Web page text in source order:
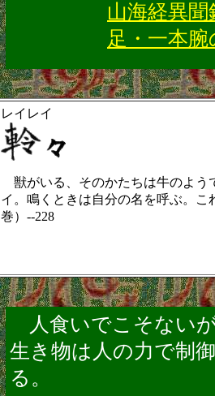
山海経異
足・一本
レイレイ
獣がいる、そのかたちは牛のよう
イ。鳴くときは自分の名を呼ぶ。
巻）--228
人食いでこそない
生き物は人の力で制
る。